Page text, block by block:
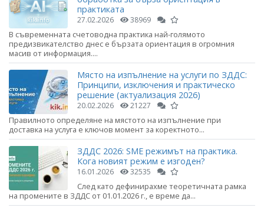
практиката
27.02.2026 38969
В съвременната счетоводна практика най-голямото
предизвикателство днес е бързата ориентация в огромния
масив от информация....
Място на изпълнение на услуги по ЗДДС:
Принципи, изключения и практическо
решение (актуализация 2026)
20.02.2026 21227
Правилното определяне на мястото на изпълнение при
доставка на услуга е ключов момент за коректното...
ЗДДС 2026: SME режимът на практика.
Кога новият режим е изгоден?
16.01.2026 32535
След като дефинирахме теоретичната рамка
на промените в ЗДДС от 01.01.2026 г., е време да...